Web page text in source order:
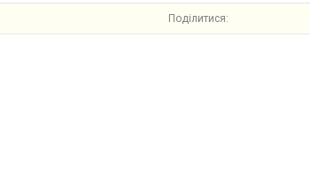
Поділитися: